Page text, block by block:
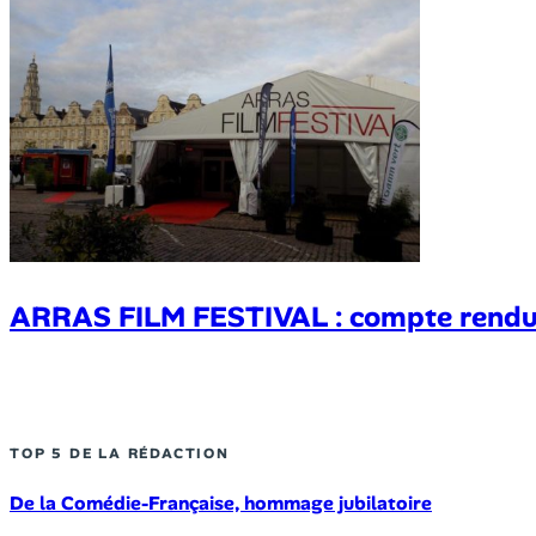
ARRAS FILM FESTIVAL : compte
TOP 5 DE LA RÉDACTION
De la Comédie-Française, hommage jubilatoire